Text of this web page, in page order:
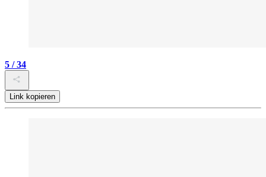
5 / 34
Link kopieren